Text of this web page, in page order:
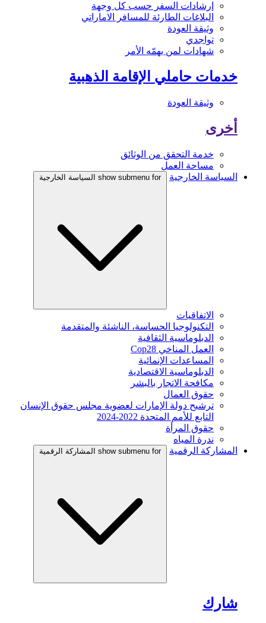
إرشادات السفر حسب كل وجهة
البلاغات الطارئة للمسافر الاماراتي
وثيقة العودة
تواجدي
شهادات لمن يهمّه الأمر
خدمات حاملي الإقامة الذهبية
وثيقة العودة
أخرى
خدمة التحقق من الوثائق
مساحة العمل
السياسة الخارجية
show submenu for السياسة الخارجية
الاتفاقيات
التكنولوجيا الحساسة، الناشئة والمتقدمة
الدبلوماسية الثقافية
العمل المناخي Cop28
المساعدات الإنمائية
الدبلوماسية الاقتصادية
مكافحة الاتجار بالبشر
حقوق العمال
ترشيح دولة الإمارات لعضوية مجلس حقوق الإنسان
التابع للأمم المتحدة 2022-2024
حقوق المرأة
ندرة المياه
المشاركة الرقمية
show submenu for المشاركة الرقمية
شارك